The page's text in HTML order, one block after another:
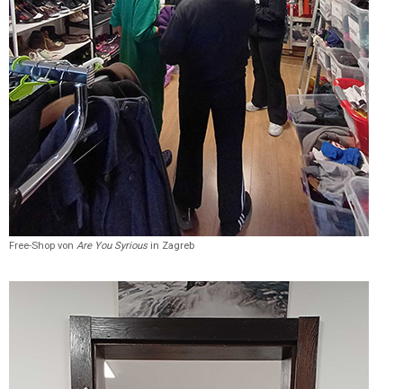
Free-Shop von Are You Syriousin Zagreb